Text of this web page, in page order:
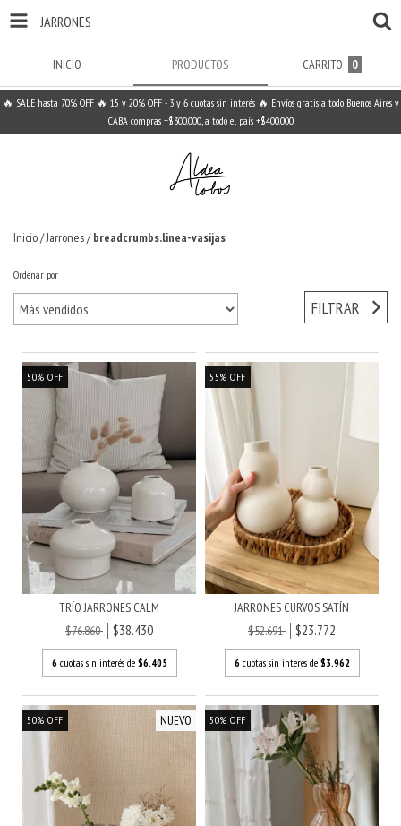
JARRONES
INICIO PRODUCTOS CARRITO 0
🔥 SALE hasta 70% OFF 🔥 15 y 20% OFF - 3 y 6 cuotas sin interés 🔥 Envíos gratis a todo Buenos Aires y
CABA compras +$300.000, a todo el país +$400.000
Inicio/Jarrones/ breadcrumbs.linea-vasijas
Ordenar por
FILTRAR
50% OFF
TRÍO JARRONES CALM
$76.860
$38.430
6 cuotas sin interés de $6.405
55% OFF
JARRONES CURVOS SATÍN
$52.691
$23.772
6 cuotas sin interés de $3.962
50% OFF NUEVO 50% OFF